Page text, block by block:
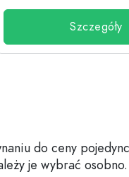
Szczegóły
do ceny
je wybrać